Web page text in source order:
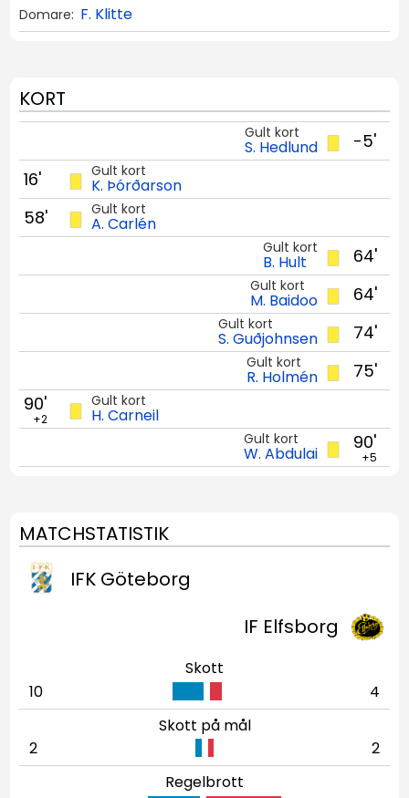
Domare: F. Klitte
KORT
-5'
Gult kort
S. Hedlund
Gult kort
K. Þórðarson
16'
Gult kort
A. Carlén
58'
64'
Gult kort
B. Hult
64'
Gult kort
M. Baidoo
74'
Gult kort
S. Guðjohnsen
75'
Gult kort
R. Holmén
Gult kort
H. Carneil
90'
+2
90'
+5
Gult kort
W. Abdulai
MATCHSTATISTIK
IFK Göteborg
IF Elfsborg
Skott
10
4
Skott på mål
2
2
Regelbrott